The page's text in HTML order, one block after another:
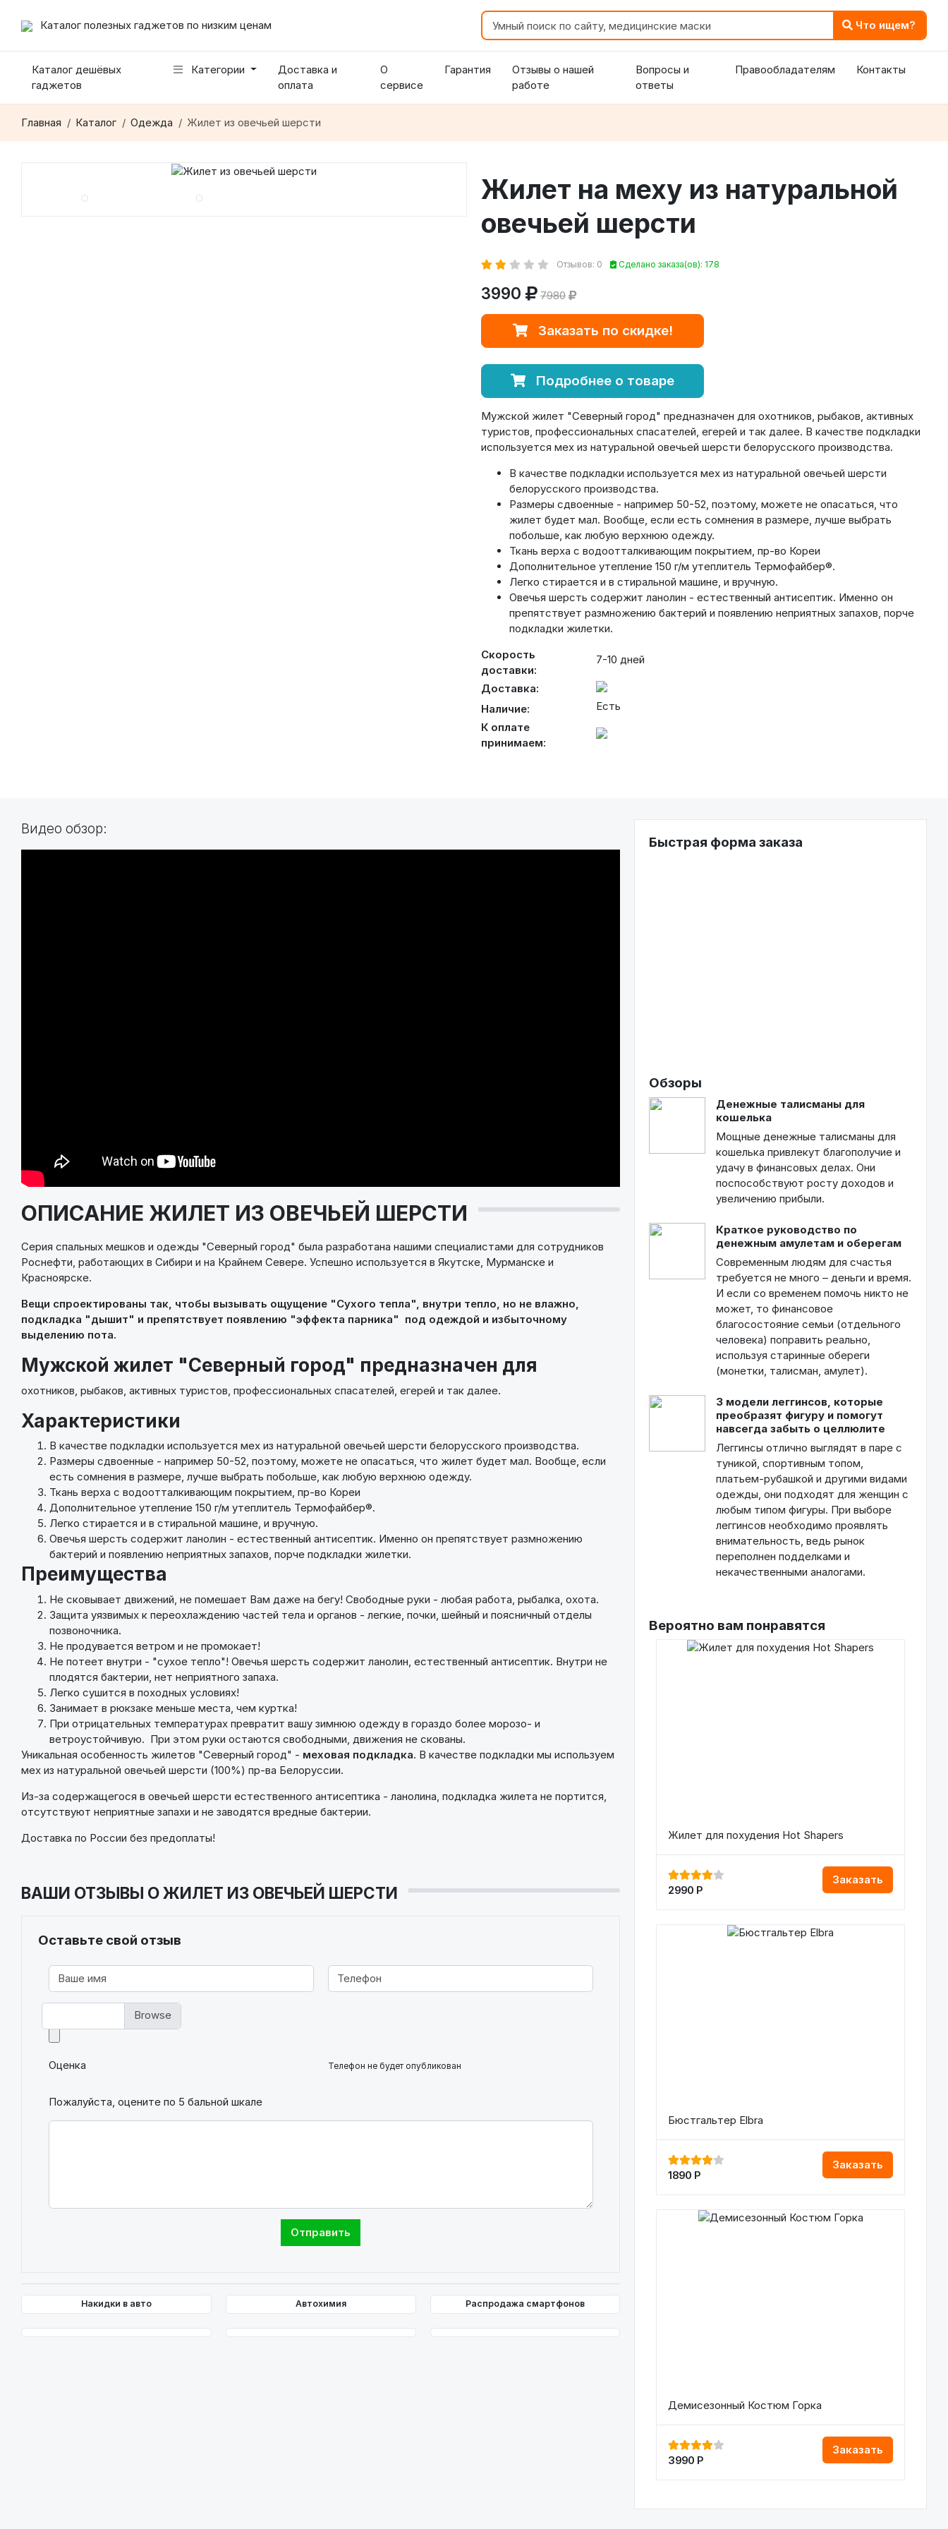
Каталог полезных гаджетов по низким ценам Что ищем?
Каталог дешёвых
гаджетов
Категории
Доставка и
оплата
О
сервисе
Гарантия
Отзывы о нашей
работе
Вопросы и
ответы
Правообладателям Контакты
Главная Каталог Одежда Жилет из овечьей шерсти
Жилет на меху из натуральной
овечьей шерсти
Отзывов: 0 Сделано заказа(ов): 178
3990 7980
Заказать по скидке!
Подробнее о товаре
Мужской жилет "Северный город" предназначен для охотников, рыбаков, активных
туристов, профессиональных спасателей, егерей и так далее. В качестве подкладки
используется мех из натуральной овечьей шерсти белорусского производства.
В качестве подкладки используется мех из натуральной овечьей шерсти
белорусского производства.
Размеры сдвоенные - например 50-52, поэтому, можете не опасаться, что
жилет будет мал. Вообще, если есть сомнения в размере, лучше выбрать
побольше, как любую верхнюю одежду.
Ткань верха с водоотталкивающим покрытием, пр-во Кореи
Дополнительное утепление 150 г/м утеплитель Термофайбер®.
Легко стирается и в стиральной машине, и вручную.
Овечья шерсть содержит ланолин - естественный антисептик. Именно он
препятствует размножению бактерий и появлению неприятных запахов, порче
подкладки жилетки.
Скорость
доставки:
7-10 дней
Доставка:
Наличие:
Есть
К оплате
принимаем:
Видео обзор:
ОПИСАНИЕ ЖИЛЕТ ИЗ ОВЕЧЬЕЙ ШЕРСТИ
Серия спальных мешков и одежды "Северный город" была разработана нашими специалистами для сотрудников
Роснефти, работающих в Сибири и на Крайнем Севере. Успешно используется в Якутске, Мурманске и
Красноярске.
Вещи спроектированы так, чтобы вызывать ощущение "Сухого тепла", внутри тепло, но не влажно,
подкладка "дышит" и препятствует появлению "эффекта парника" под одеждой и избыточному
выделению пота.
Мужской жилет "Северный город" предназначен для
охотников, рыбаков, активных туристов, профессиональных спасателей, егерей и так далее.
Характеристики
В качестве подкладки используется мех из натуральной овечьей шерсти белорусского производства.
Размеры сдвоенные - например 50-52, поэтому, можете не опасаться, что жилет будет мал. Вообще, если
есть сомнения в размере, лучше выбрать побольше, как любую верхнюю одежду.
Ткань верха с водоотталкивающим покрытием, пр-во Кореи
Дополнительное утепление 150 г/м утеплитель Термофайбер®.
Легко стирается и в стиральной машине, и вручную.
Овечья шерсть содержит ланолин - естественный антисептик. Именно он препятствует размножению
бактерий и появлению неприятных запахов, порче подкладки жилетки.
Преимущества
Не сковывает движений, не помешает Вам даже на бегу! Свободные руки - любая работа, рыбалка, охота.
Защита уязвимых к переохлаждению частей тела и органов - легкие, почки, шейный и поясничный отделы
позвоночника.
Не продувается ветром и не промокает!
Не потеет внутри - "сухое тепло"! Овечья шерсть содержит ланолин, естественный антисептик. Внутри не
плодятся бактерии, нет неприятного запаха.
Легко сушится в походных условиях!
Занимает в рюкзаке меньше места, чем куртка!
При отрицательных температурах превратит вашу зимнюю одежду в гораздо более морозо- и
ветроустойчивую. При этом руки остаются свободными, движения не скованы.
Уникальная особенность жилетов "Северный город" - меховая подкладка. В качестве подкладки мы используем
мех из натуральной овечьей шерсти (100%) пр-ва Белоруссии.
Из-за содержащегося в овечьей шерсти естественного антисептика - ланолина, подкладка жилета не портится,
отсутствуют неприятные запахи и не заводятся вредные бактерии.
Доставка по России без предоплаты!
ВАШИ ОТЗЫВЫ О ЖИЛЕТ ИЗ ОВЕЧЬЕЙ ШЕРСТИ
Оставьте свой отзыв
Оценка
Пожалуйста, оцените по 5 бальной шкале
Телефон не будет опубликован
Накидки в авто Автохимия Распродажа смартфонов
Быстрая форма заказа
Обзоры
Денежные талисманы для
кошелька
Мощные денежные талисманы для
кошелька привлекут благополучие и
удачу в финансовых делах. Они
поспособствуют росту доходов и
увеличению прибыли.
Краткое руководство по
денежным амулетам и оберегам
Современным людям для счастья
требуется не много – деньги и время.
И если со временем помочь никто не
может, то финансовое
благосостояние семьи (отдельного
человека) поправить реально,
используя старинные обереги
(монетки, талисман, амулет).
3 модели леггинсов, которые
преобразят фигуру и помогут
навсегда забыть о целлюлите
Леггинсы отлично выглядят в паре с
туникой, спортивным топом,
платьем-рубашкой и другими видами
одежды, они подходят для женщин с
любым типом фигуры. При выборе
леггинсов необходимо проявлять
внимательность, ведь рынок
переполнен подделками и
некачественными аналогами.
Вероятно вам понравятся
Жилет для похудения Hot Shapers
Заказать
2990 Р
Бюстгальтер Elbra
Заказать
1890 Р
Демисезонный Костюм Горка
Заказать
3990 Р